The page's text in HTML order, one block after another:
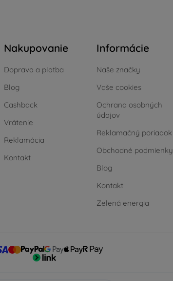
Nakupovanie
Doprava a platba
Blog
Cashback
Vrátenie
Reklamácia
Kontakt
Informácie
Naše značky
Vaše cookies
Ochrana osobných
údajov
Reklamačný poriadok
Obchodné podmienky
Blog
Kontakt
Zelená energia